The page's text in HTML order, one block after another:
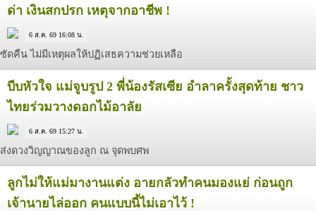
ด่า เงินสกปรก เหตุจากอาชีพ !
6 ส.ค. 69 16:08 น.
ซัดคืน ไม่มีเหตุผลให้ปฏิเสธความช่วยเหลือ
บีบหัวใจ แม่จูบรูป 2 พี่น้องรัสเซีย อำลาครั้งสุดท้าย ชาว
ไทยร่วมวางดอกไม้อาลัย
6 ส.ค. 69 15:27 น.
ส่งดวงวิญญาณของลูก ณ จุดพบศพ
ลูกไม่ให้แม่มางานแต่ง อายกลัวทำคนมองแย่ ก่อนถูก
เจ้านายไล่ออก คนแบบนี้ไม่เอาไว้ !